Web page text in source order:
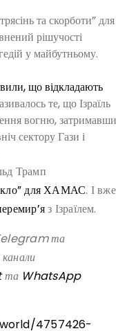
та скорботи” для
рішучості
у майбутньому.
що відкладають
те, що Ізраїль
вогню, затримавши
сектору Гази і
Трамп
для ХАМАС. І вже
з Ізраїлем.
та
та WhatsApp
4757426-